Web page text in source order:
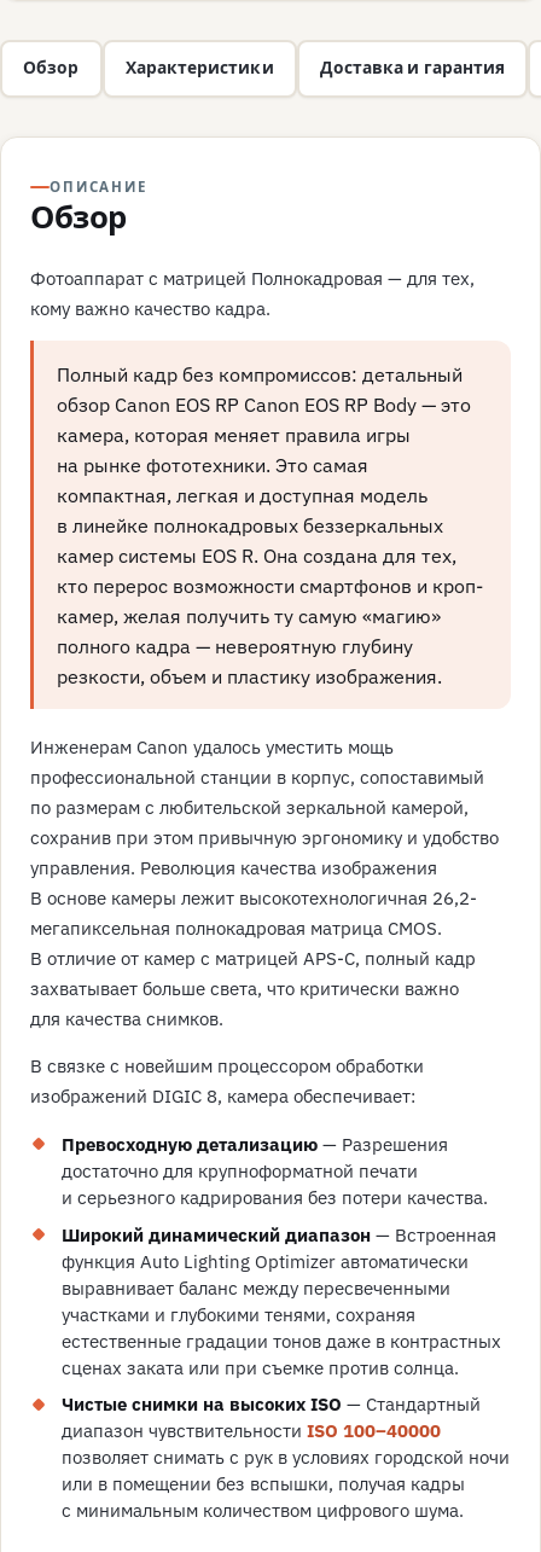
Обзор Характеристики Доставка и гарантия
ОПИСАНИЕ
Обзор
Фотоаппарат с матрицей Полнокадровая — для тех,
кому важно качество кадра.
Полный кадр без компромиссов: детальный
обзор Canon EOS RP Canon EOS RP Body — это
камера, которая меняет правила игры
на рынке фототехники. Это самая
компактная, легкая и доступная модель
в линейке полнокадровых беззеркальных
камер системы EOS R. Она создана для тех,
кто перерос возможности смартфонов и кроп-
камер, желая получить ту самую «магию»
полного кадра — невероятную глубину
резкости, объем и пластику изображения.
Инженерам Canon удалось уместить мощь
профессиональной станции в корпус, сопоставимый
по размерам с любительской зеркальной камерой,
сохранив при этом привычную эргономику и удобство
управления. Революция качества изображения
В основе камеры лежит высокотехнологичная 26,2-
мегапиксельная полнокадровая матрица CMOS.
В отличие от камер с матрицей APS-C, полный кадр
захватывает больше света, что критически важно
для качества снимков.
В связке с новейшим процессором обработки
изображений DIGIC 8, камера обеспечивает:
Превосходную детализацию — Разрешения
достаточно для крупноформатной печати
и серьезного кадрирования без потери качества.
Широкий динамический диапазон — Встроенная
функция Auto Lighting Optimizer автоматически
выравнивает баланс между пересвеченными
участками и глубокими тенями, сохраняя
естественные градации тонов даже в контрастных
сценах заката или при съемке против солнца.
Чистые снимки на высоких ISO — Стандартный
диапазон чувствительностиISO 100–40000
позволяет снимать с рук в условиях городской ночи
или в помещении без вспышки, получая кадры
с минимальным количеством цифрового шума.